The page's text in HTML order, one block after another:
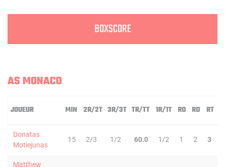
BOXSCORE
AS MONACO
JOUEUR MIN 2R/2T 3R/3T TR/TT 1R/1T RO RD RT
Donatas
Motiejunas
15 2/3 1/2 60.0 1/2 1 2 3
Matthew